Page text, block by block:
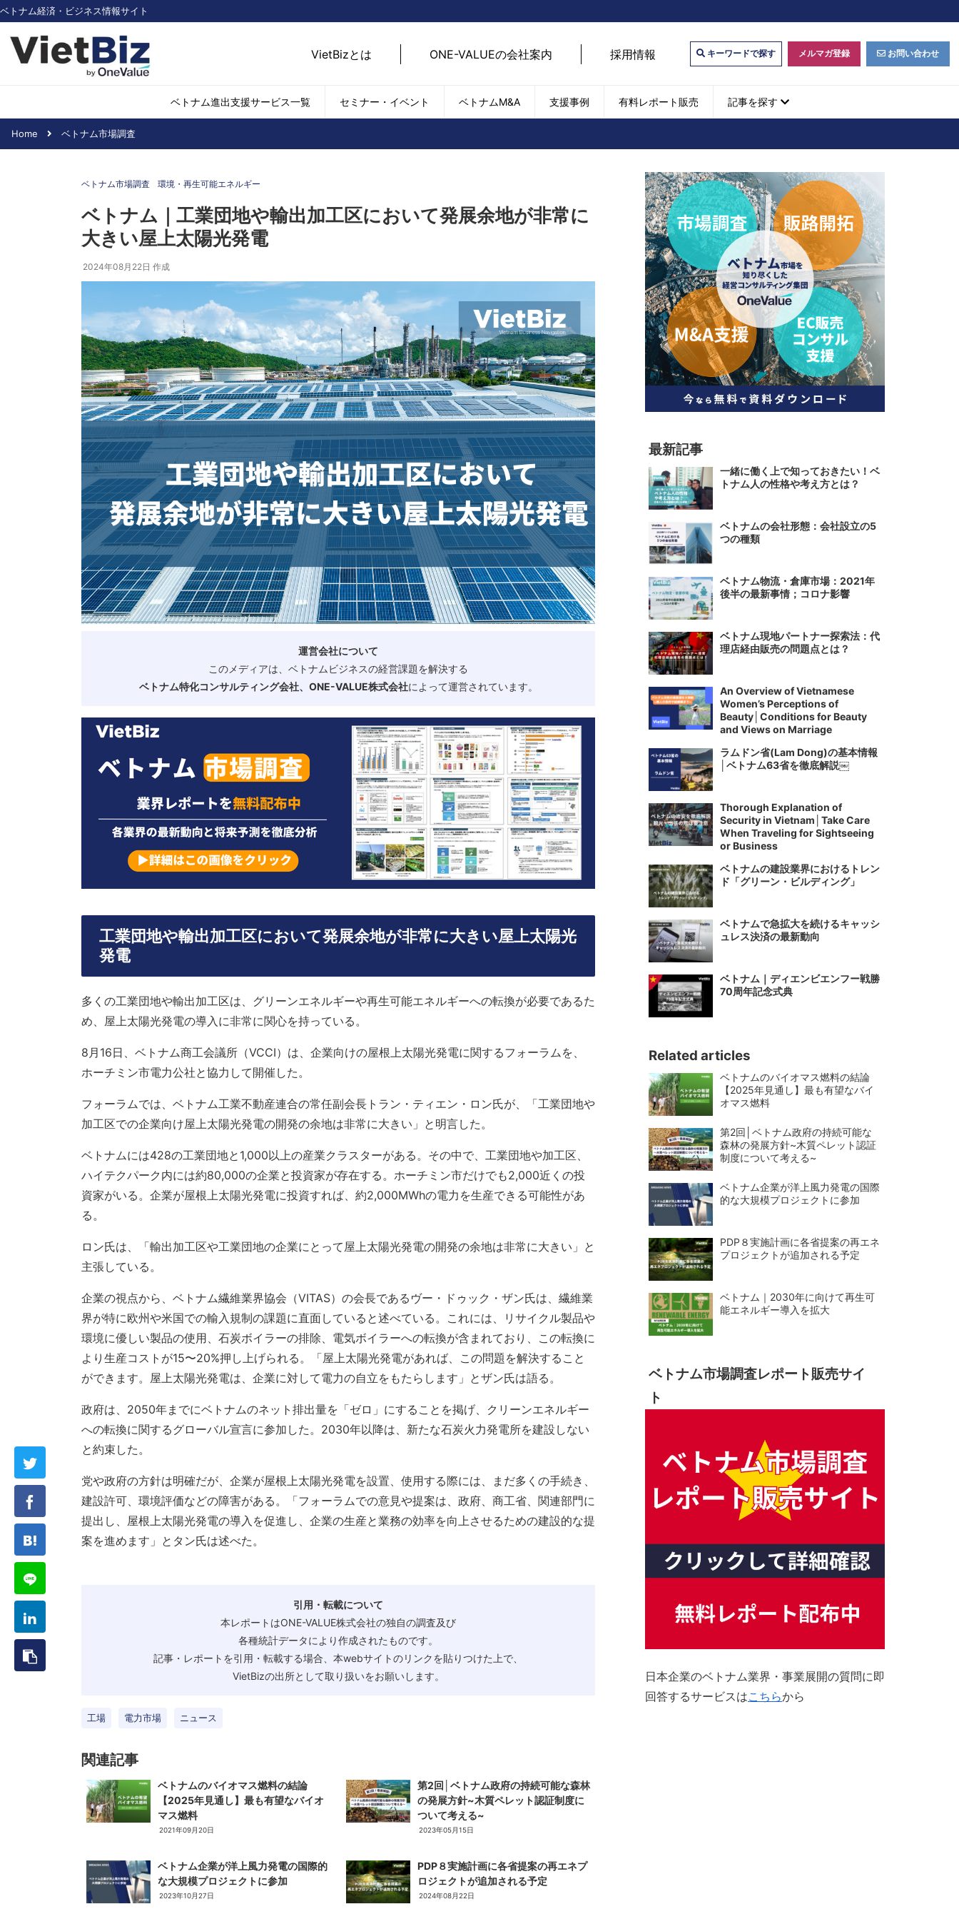
ベトナム経済・ビジネス情報サイト
VietBizとは ONE-VALUEの会社案内 採用情報 キーワードで探す メルマガ登録 お問い合わせ
ベトナム進出支援サービス一覧 セミナー・イベント ベトナムM&A 支援事例 有料レポート販売 記事を探す
日用消費・小売
デジタル経済・IT
不動産・建設
アパレル
化学・素材
SDGs・ESG
外国直接投資（FDI）
現地パートナー探索
デジタルマーケティング・
web広告
M&A動向
ベトナム企業買収・出資
ベトナム進出
会社設立
外資規制
財務・会計
税制
補助金・助成金
ベトナム企業
ベトナム企業動向
スタートアップ企業
ベトナム人材
特定技能
高度人材・エンジニア
ベトナム一般概況
ベトナムでの生活
文化・社会
政治
ベトナムで働く・仕事 ベトナム業界地図
Home ベトナム市場調査
ベトナム市場調査 環境・再生可能エネルギー
ベトナム｜工業団地や輸出加工区において発展余地が非常に
大きい屋上太陽光発電
2024年08月22日 作成
運営会社について
このメディアは、ベトナムビジネスの経営課題を解決する
ベトナム特化コンサルティング会社、ONE-VALUE株式会社によって運営されています。
工業団地や輸出加工区において発展余地が非常に大きい屋上太陽光
発電
多くの工業団地や輸出加工区は、グリーンエネルギーや再生可能エネルギーへの転換が必要であるた
め、屋上太陽光発電の導入に非常に関心を持っている。
8月16日、ベトナム商工会議所（VCCI）は、企業向けの屋根上太陽光発電に関するフォーラムを、
ホーチミン市電力公社と協力して開催した。
フォーラムでは、ベトナム工業不動産連合の常任副会長トラン・ティエン・ロン氏が、「工業団地や
加工区での企業向け屋上太陽光発電の開発の余地は非常に大きい」と明言した。
ベトナムには428の工業団地と1,000以上の産業クラスターがある。その中で、工業団地や加工区、
ハイテクパーク内には約80,000の企業と投資家が存在する。ホーチミン市だけでも2,000近くの投
資家がいる。企業が屋根上太陽光発電に投資すれば、約2,000MWhの電力を生産できる可能性があ
る。
ロン氏は、「輸出加工区や工業団地の企業にとって屋上太陽光発電の開発の余地は非常に大きい」と
主張している。
企業の視点から、ベトナム繊維業界協会（VITAS）の会長であるヴー・ドゥック・ザン氏は、繊維業
界が特に欧州や米国での輸入規制の課題に直面していると述べている。これには、リサイクル製品や
環境に優しい製品の使用、石炭ボイラーの排除、電気ボイラーへの転換が含まれており、この転換に
より生産コストが15〜20%押し上げられる。「屋上太陽光発電があれば、この問題を解決すること
ができます。屋上太陽光発電は、企業に対して電力の自立をもたらします」とザン氏は語る。
政府は、2050年までにベトナムのネット排出量を「ゼロ」にすることを掲げ、クリーンエネルギー
への転換に関するグローバル宣言に参加した。2030年以降は、新たな石炭火力発電所を建設しない
と約束した。
党や政府の方針は明確だが、企業が屋根上太陽光発電を設置、使用する際には、まだ多くの手続き、
建設許可、環境評価などの障害がある。「フォーラムでの意見や提案は、政府、商工省、関連部門に
提出し、屋根上太陽光発電の導入を促進し、企業の生産と業務の効率を向上させるための建設的な提
案を進めます」とタン氏は述べた。
引用・転載について
本レポートはONE-VALUE株式会社の独自の調査及び
各種統計データにより作成されたものです。
記事・レポートを引用・転載する場合、本webサイトのリンクを貼りつけた上で、
VietBizの出所として取り扱いをお願いします。
工場 電力市場 ニュース
関連記事
ベトナムのバイオマス燃料の結論
【2025年見通し】最も有望なバイオ
マス燃料
2021年09月20日
第2回│ベトナム政府の持続可能な森林
の発展方針~木質ペレット認証制度に
ついて考える~
2023年05月15日
ベトナム企業が洋上風力発電の国際的
な大規模プロジェクトに参加
2023年10月27日
PDP８実施計画に各省提案の再エネプ
ロジェクトが追加される予定
2024年08月22日
最新記事
一緒に働く上で知っておきたい！ベ
トナム人の性格や考え方とは？
ベトナムの会社形態：会社設立の5
つの種類
ベトナム物流・倉庫市場：2021年
後半の最新事情；コロナ影響
ベトナム現地パートナー探索法：代
理店経由販売の問題点とは？
An Overview of Vietnamese
Women’s Perceptions of
Beauty│Conditions for Beauty
and Views on Marriage
ラムドン省(Lam Dong)の基本情報
│ベトナム63省を徹底解説￼
Thorough Explanation of
Security in Vietnam│Take Care
When Traveling for Sightseeing
or Business
ベトナムの建設業界におけるトレン
ド「グリーン・ビルディング」
ベトナムで急拡大を続けるキャッシ
ュレス決済の最新動向
ベトナム｜ディエンビエンフー戦勝
70周年記念式典
Related articles
ベトナムのバイオマス燃料の結論
【2025年見通し】最も有望なバイ
オマス燃料
第2回│ベトナム政府の持続可能な
森林の発展方針~木質ペレット認証
制度について考える~
ベトナム企業が洋上風力発電の国際
的な大規模プロジェクトに参加
PDP８実施計画に各省提案の再エネ
プロジェクトが追加される予定
ベトナム｜2030年に向けて再生可
能エネルギー導入を拡大
ベトナム市場調査レポート販売サイ
ト
日本企業のベトナム業界・事業展開の質問に即
回答するサービスはこちらから